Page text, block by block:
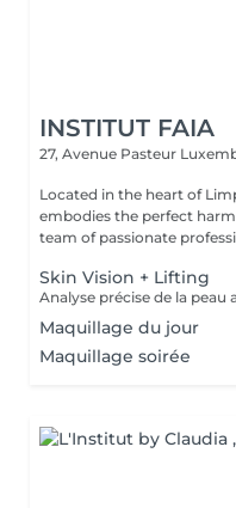
INSTITUT FAIA
27, Avenue Pasteur
Located in the heart of
embodies the perfect
team of passionate
Skin Vision + Lifting
Maquillage du jour
Maquillage soirée